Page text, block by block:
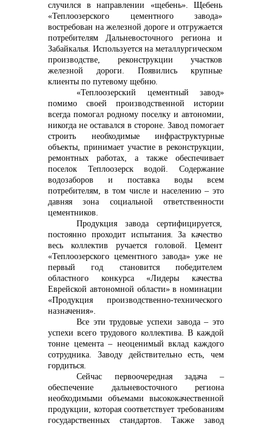
случился в направлении «щебень». Щебень
«Теплоозерского цементного завода»
востребован на железной дороге и отгружается
потребителям Дальневосточного региона и
Забайкалья. Используется на металлургическом
производстве, реконструкции участков
железной дороги. Появились крупные
клиенты по путевому щебню.
«Теплоозерский цементный завод»
помимо своей производственной истории
всегда помогал родному поселку и автономии,
никогда не оставался в стороне. Завод помогает
строить необходимые инфраструктурные
объекты, принимает участие в реконструкции,
ремонтных работах, а также обеспечивает
поселок Теплоозерск водой. Содержание
водозаборов и поставка воды всем
потребителям, в том числе и населению – это
давняя зона социальной ответственности
цементников.
Продукция завода сертифицируется,
постоянно проходит испытания. За качество
весь коллектив ручается головой.Цемент
«Теплоозерского цементного завода» уже не
первый год становится победителем
областного конкурса «Лидеры качества
Еврейской автономной области» в номинации
«Продукция производственно-технического
назначения».
Все эти трудовые успехи завода – это
успехи всего трудового коллектива. В каждой
тонне цемента – неоценимый вклад каждого
сотрудника. Заводу действительно есть, чем
гордиться.
Сейчас первоочередная задача –
обеспечение дальневосточного региона
необходимыми объемами высококачественной
продукции, которая соответствует требованиям
государственных стандартов. Также завод